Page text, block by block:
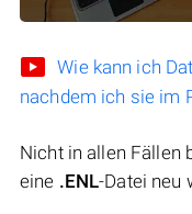
Wie kann ich
nachdem ich sie im
Nicht in allen Fällen
eine .ENL-Datei neu